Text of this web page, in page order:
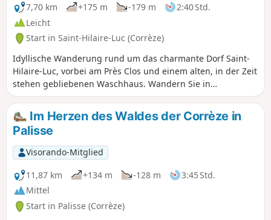
7,70 km
+175 m -179 m
2:40 Std.
Leicht
Start in Saint-Hilaire-Luc (Corrèze)
Idyllische Wanderung rund um das charmante Dorf Saint-
Hilaire-Luc, vorbei am Près Clos und einem alten, in der Zeit
stehen gebliebenen Waschhaus. Wandern Sie in
Achterform durch Wälder und Wiesen.
Im Herzen des Waldes der Corrèze in
Palisse
Visorando-Mitglied
11,87 km
+134 m -128 m
3:45 Std.
Mittel
Start in Palisse (Corrèze)